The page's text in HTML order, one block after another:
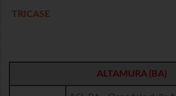
TRICASE
ALTAMURA (BA)